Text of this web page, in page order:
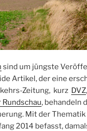
sind um jüngste
Artikel, der eine
Zeitung, kurz DVZ
, behandeln
Mit der
2014 befasst,